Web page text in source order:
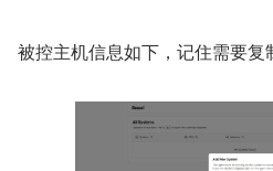
被控主机信息如下，记住需要复